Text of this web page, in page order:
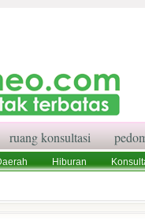
ruang konsultasi
Hiburan